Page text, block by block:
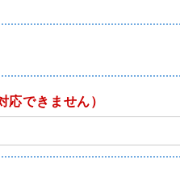
応できません）